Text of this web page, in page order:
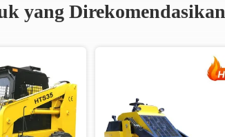
yang Direkomendasikan